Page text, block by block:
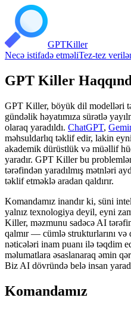
GPTKiller
Necə istifadə etməliTez-tez
GPT Killer
GPT Killer, böyük dil modelləri
gündəlik həyatımıza sürətlə
olaraq yaradıldı. ChatGPT,
məhsuldarlıq təklif edir, lakin
akademik dürüstlük və müəllif
yaradır. GPT Killer bu
tərəfindən yaradılmış mətnləri
təklif etməklə aradan qaldırır.
Komandamız inandır ki, süni
yalnız texnologiya deyil, eyni
Killer, məzmunu sadəcə AI
qalmır — cümlə strukturlarını və
nəticələri inam puanı ilə təqdim
məlumatlara əsaslanaraq əmin
Biz AI dövründə belə insan
Komandamız